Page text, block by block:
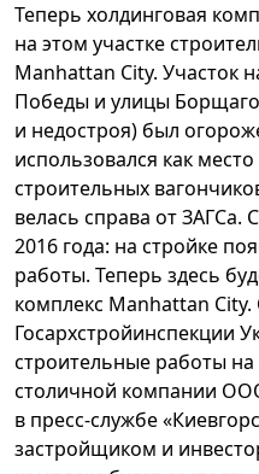
Теперь холдинговая
на этом участке
Manhattan City. Участок
Победы и улицы
и недостроя) был
использовался как
строительных
велась справа от ЗАГСа.
2016 года: на стройке
работы. Теперь здесь
комплекс Manhattan City.
Госархстройинспекции
строительные работы на
столичной компании
в пресс-службе
застройщиком и